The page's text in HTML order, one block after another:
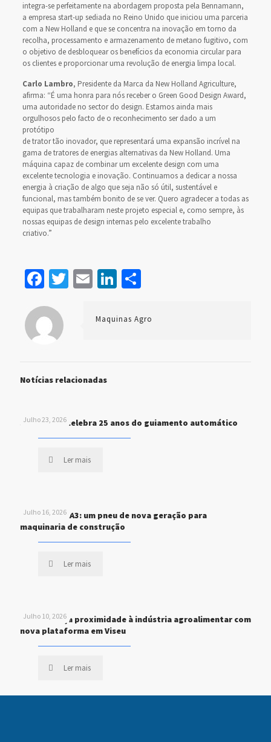
integra-se perfeitamente na abordagem proposta pela Bennamann,
a empresa start-up sediada no Reino Unido que iniciou uma parceria
com a New Holland e que se concentra na inovação em torno da
recolha, processamento e armazenamento de metano fugitivo, com
o objetivo de desbloquear os benefícios da economia circular para
os clientes e proporcionar uma revolução de energia limpa local.
Carlo Lambro, Presidente da Marca da New Holland Agriculture,
afirma: “É uma honra para nós receber o Green Good Design Award,
uma autoridade no sector do design. Estamos ainda mais
orgulhosos pelo facto de o reconhecimento ser dado a um
protótipo
de trator tão inovador, que representará uma expansão incrível na
gama de tratores de energias alternativas da New Holland. Uma
máquina capaz de combinar um excelente design com uma
excelente tecnologia e inovação. Continuamos a dedicar a nossa
energia à criação de algo que seja não só útil, sustentável e
funcional, mas também bonito de se ver. Quero agradecer a todas as
equipas que trabalharam neste projeto especial e, como sempre, às
nossas equipas de design internas pelo excelente trabalho
criativo.”
Facebook
Twitter
EmailLinkedIn
Share
Maquinas Agro
Notícias relacionadas
Julho 23, 2026
John Deere celebra 25 anos do guiamento automático
Ler mais
Julho 16, 2026
MICHELIN XHA3: um pneu de nova geração para
maquinaria de construção
Ler mais
Julho 10, 2026
STEF reforça proximidade à indústria agroalimentar com
nova plataforma em Viseu
Ler mais